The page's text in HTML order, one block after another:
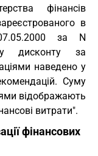
фінансів
в
07.05.2000 за N
дисконту за
наведено у
Суму
відображають
витрати".
фінансових